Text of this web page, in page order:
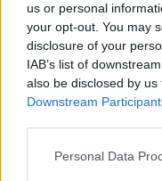
us or personal
your opt-out. You may
disclosure of your
IAB’s list of
also be disclosed by
Downstream
Please note that this
Personal Data